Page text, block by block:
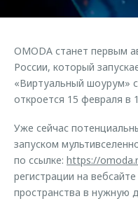
Страхование
Аксессуары
Одежда и сувениры
Оригинальные
Запчасти
Трейд-ин
Калькулятор трейд-ин
Клиентская поддержка
Клуб владельцев
Приложение O&J
Одежда и сувениры
Оригинальные
Запчасти
Обратная связь
OMODA станет первым
России, который
«Виртуальный шоурум»
откроется 15 февраля в
Уже сейчас
запуском
по ссылке: https://
регистрации на
пространства в нужную